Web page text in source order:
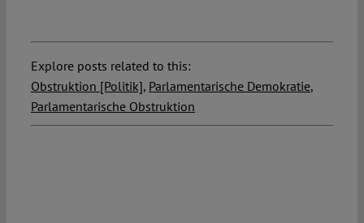
Explore posts related to this:
Obstruktion [Politik], Parlamentarische Demokratie,
Parlamentarische Obstruktion